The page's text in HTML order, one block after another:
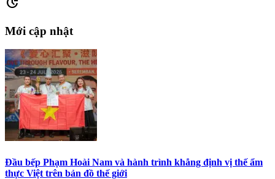
Mới cập nhật
Đầu bếp Phạm Hoài Nam và hành trình khẳng định vị thế ẩm
thực Việt trên bản đồ thế giới